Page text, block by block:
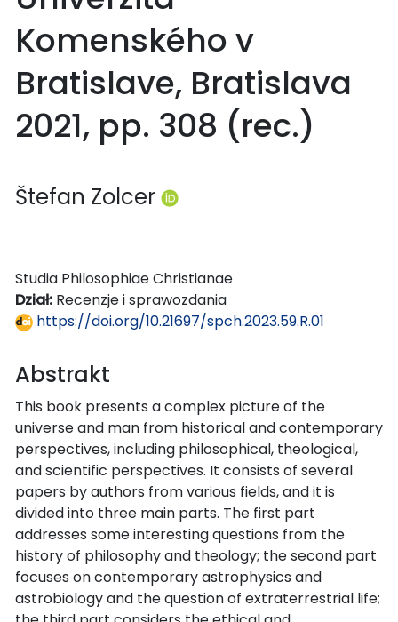
Komenského v
Bratislave, Bratislava
2021, pp. 308 (rec.)
Štefan Zolcer
Studia Philosophiae Christianae
Dział: Recenzje i sprawozdania
https://doi.org/10.21697/spch.2023.59.R.01
Abstrakt
This book presents a complex picture of the
universe and man from historical and contemporary
perspectives, including philosophical, theological,
and scientific perspectives. It consists of several
papers by authors from various fields, and it is
divided into three main parts. The first part
addresses some interesting questions from the
history of philosophy and theology; the second part
focuses on contemporary astrophysics and
astrobiology and the question of extraterrestrial life;